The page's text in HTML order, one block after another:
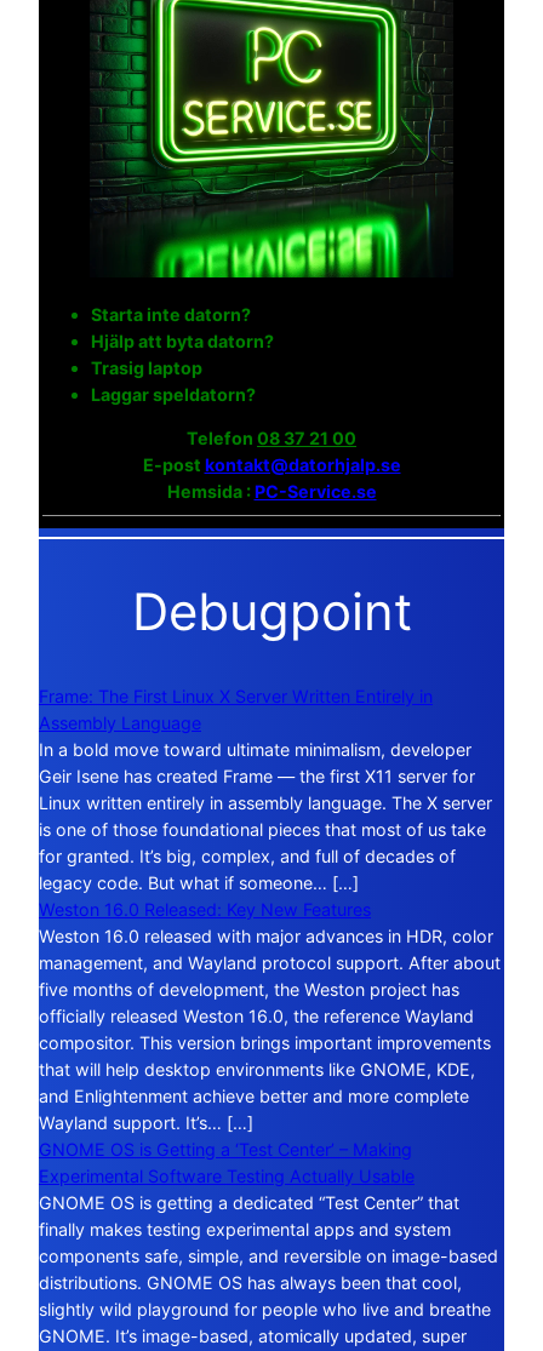
Starta inte datorn?
Hjälp att byta datorn?
Trasig laptop
Laggar speldatorn?
Telefon 08 37 21 00
E-post kontakt@datorhjalp.se
Hemsida :PC-Service.se
Debugpoint
Frame: The First Linux X Server Written Entirely in
Assembly Language
In a bold move toward ultimate minimalism, developer
Geir Isene has created Frame — the first X11 server for
Linux written entirely in assembly language. The X server
is one of those foundational pieces that most of us take
for granted. It’s big, complex, and full of decades of
legacy code. But what if someone… […]
Weston 16.0 Released: Key New Features
Weston 16.0 released with major advances in HDR, color
management, and Wayland protocol support. After about
five months of development, the Weston project has
officially released Weston 16.0, the reference Wayland
compositor. This version brings important improvements
that will help desktop environments like GNOME, KDE,
and Enlightenment achieve better and more complete
Wayland support. It’s… […]
GNOME OS is Getting a ‘Test Center’ – Making
Experimental Software Testing Actually Usable
GNOME OS is getting a dedicated “Test Center” that
finally makes testing experimental apps and system
components safe, simple, and reversible on image-based
distributions. GNOME OS has always been that cool,
slightly wild playground for people who live and breathe
GNOME. It’s image-based, atomically updated, super